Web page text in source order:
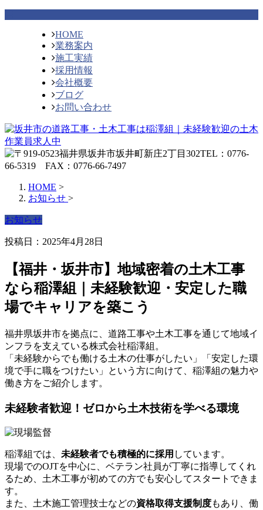
HOME
業務案内
施工実績
採用情報
会社概要
ブログ
お問い合わせ
HOME >
お知らせ >
お知らせ
投稿日：2025年4月28日
【福井・坂井市】地域密着の土木工事
なら稲澤組｜未経験歓迎・安定した職
場でキャリアを築こう
福井県坂井市を拠点に、道路工事や土木工事を通じて地域イ
ンフラを支えている株式会社稲澤組。
「未経験からでも働ける土木の仕事がしたい」「安定した環
境で手に職をつけたい」という方に向けて、稲澤組の魅力や
働き方をご紹介します。
未経験者歓迎！ゼロから土木技術を学べる環境
稲澤組では、 未経験者でも積極的に採用 しています。
現場でのOJTを中心に、ベテラン社員が丁寧に指導してくれ
るため、土木工事が初めての方でも安心してスタートできま
す。
また、土木施工管理技士などの資格取得支援制度もあり、働